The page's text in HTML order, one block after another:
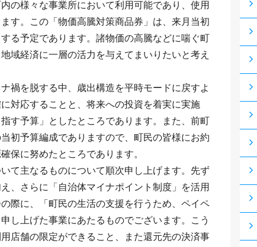
の様々な事業所において利用可能であり、使用
す。この「物価高騰対策商品券」は、来月当初
る予定であります。諸物価の高騰などに喘ぐ町
域経済に一層の活力を与えてまいりたいと考え
禍を脱する中、歳出構造を平時モードに戻すよ
対応することと、将来への投資を着実に実施
す予算」としたところであります。また、前町
初予算編成でありますので、町民の皆様にお約
保に努めたところであります。
て主なるものについて順次申し上げます。先ず
、さらに「自治体マイナポイント制度」を活用
際に、「町民の生活の支援を行うため、ペイペ
し上げた事業にあたるものでございます。こう
店舗の限定ができること、また還元先の決済事